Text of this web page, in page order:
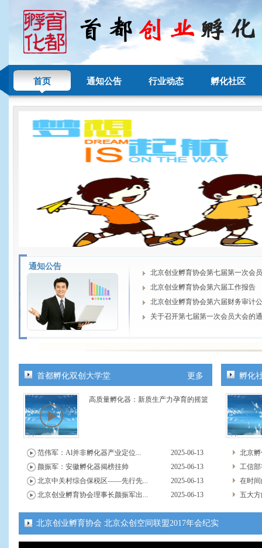
首页 通知公告 行业动态 孵化社区
通知公告
北京创业孵育协会第七届第一次会
北京创业孵育协会第六届工作报告
北京创业孵育协会第六届财务审计
关于召开第七届第一次会员大会的
关于召开北京创业孵育协会第七届
守初心 谋新篇 北京创业孵育协会
关于召开第六届第七次常务理事会
北京创业孵育协会2023年财务审计
北京创业孵育协会2023年度工作报告
更多
首都孵化双创大学堂
高质量孵化器：新质生产力孕育的摇篮
2025-06-13
范伟军：Al并非孵化器产业定位...
2025-06-13
颜振军：安徽孵化器揭榜挂帅
2025-06-13
北京中关村综合保税区——先行先...
2025-06-13
北京创业孵育协会理事长颜振军出...
孵化
北京
工信
在时
五大
北京创业孵育协会 北京众创空间联盟2017年会纪实